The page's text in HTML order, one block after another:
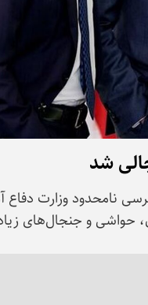
شد
نامحدود وزارت
حواشی و جنجال‌های